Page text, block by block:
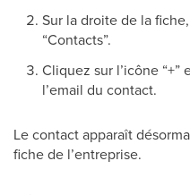
Sur la droite de la
“Contacts”.
Cliquez sur l’icône “+”
l’email du contact.
Le contact apparaît
fiche de l’entreprise.